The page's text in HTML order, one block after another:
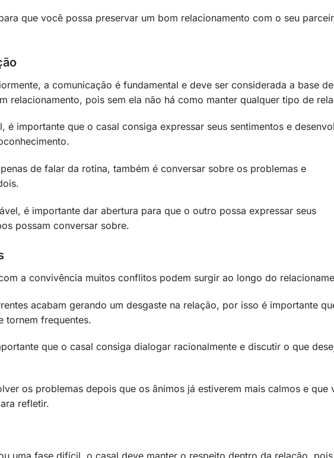
que você possa preservar um bom relacionamento com o seu
a comunicação é fundamental e deve ser considerada a base
relacionamento, pois sem ela não há como manter qualquer tipo de
é importante que o casal consiga expressar seus sentimentos e
de falar da rotina, também é conversar sobre os problemas e
é importante dar abertura para que o outro possa expressar seus
possam conversar sobre.
a convivência muitos conflitos podem surgir ao longo do
acabam gerando um desgaste na relação, por isso é importante
tornem frequentes.
que o casal consiga dialogar racionalmente e discutir o que
os problemas depois que os ânimos já estiverem mais calmos e que
refletir.